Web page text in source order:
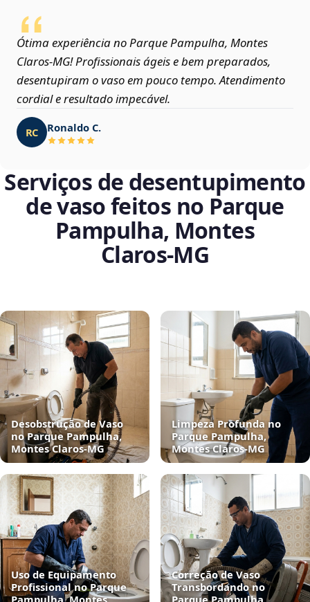
Ótima experiência no Parque Pampulha, Montes
Claros‑MG! Profissionais ágeis e bem preparados,
desentupiram o vaso em pouco tempo. Atendimento
cordial e resultado impecável.
RC Ronaldo C.
Serviços de desentupimento
de vaso feitos no Parque
Pampulha, Montes
Claros‑MG
Desobstrução de Vaso
no Parque Pampulha,
Montes Claros‑MG
Limpeza Profunda no
Parque Pampulha,
Montes Claros‑MG
Uso de Equipamento
Profissional no Parque
Correção de Vaso
Transbordando no